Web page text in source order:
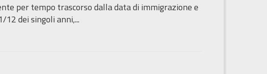
per tempo trascorso dalla data di immigrazione e
dei singoli anni,...